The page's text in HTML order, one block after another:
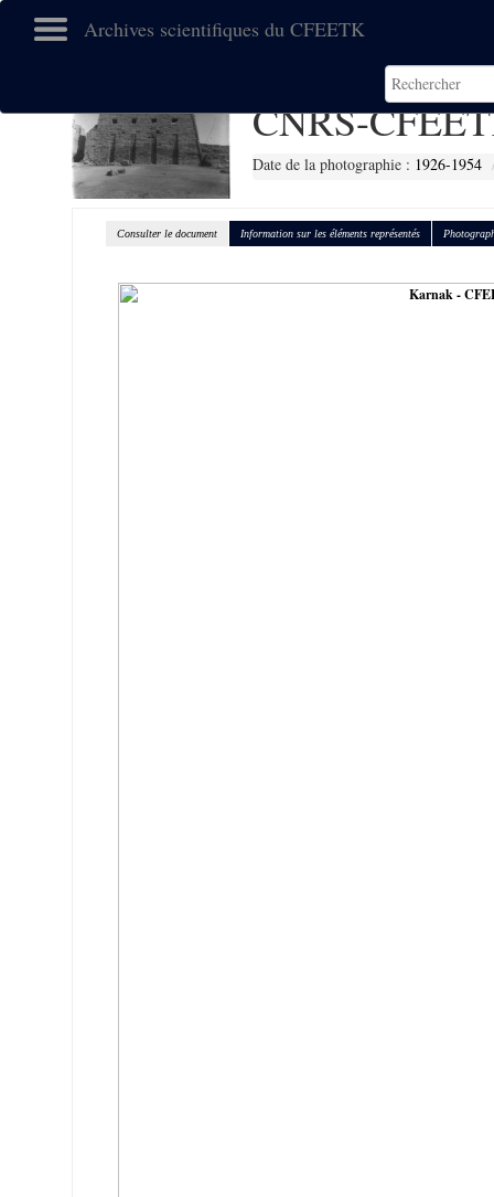
Archives scientifiques du CFEETK
CNRS-
Date de la photographie : 1926-1954
Consulter le document Information sur les éléments représentés